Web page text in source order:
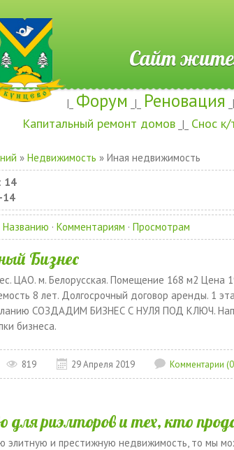
Сайт
|_ Форум _|_ Реновация
Капитальный ремонт домов _|_ Снос к/
»Недвижимость » Иная недвижимость
: 14
14
Названию ·Комментариям ·Просмотрам
Бизнес
ЦАО. м. Белорусская. Помещение 168 м2 Цена
8 лет. Долгосрочный договор аренды. 1
СОЗДАДИМ БИЗНЕС С НУЛЯ ПОД КЛЮЧ.
бизнеса.
819 29 Апреля 2019 Комментарии
для риэлторов и тех, кто
элитную и престижную недвижимость, то мы